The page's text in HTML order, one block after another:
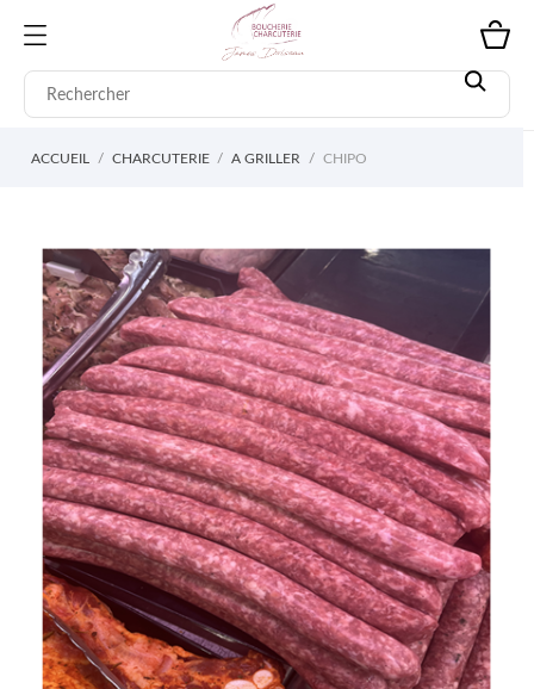
ACCUEIL CHARCUTERIE A GRILLER CHIPO